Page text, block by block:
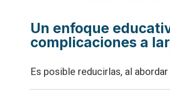
Un enfoque
complicaciones a
Es posible reducirlas, al